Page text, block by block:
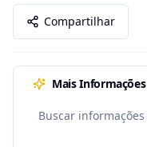
Compartilhar
Mais
Buscar